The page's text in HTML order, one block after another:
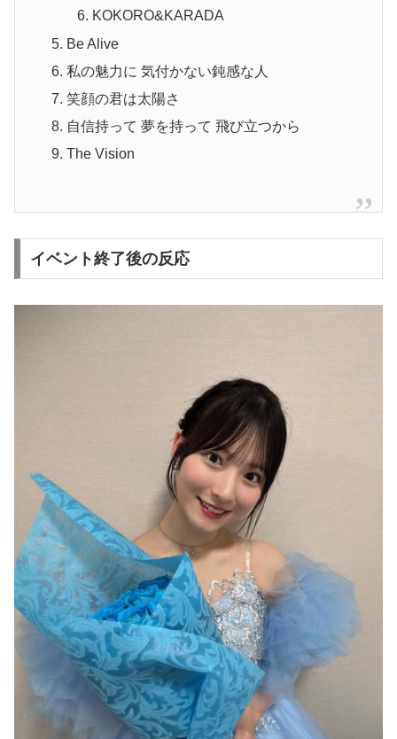
KOKORO&KARADA
Be Alive
私の魅力に 気付かない鈍感な人
笑顔の君は太陽さ
自信持って 夢を持って 飛び立つから
The Vision
イベント終了後の反応